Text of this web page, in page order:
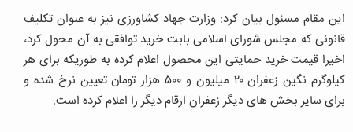
این مقام مسئول بیان کرد: وزارت جهاد کشاورزی نیز به عنوان تکلیف
قانونی که مجلس شورای اسلامی بابت خرید توافقی به آن محول کرد،
اخیرا قیمت خرید حمایتی این محصول اعلام کرده به طوریکه برای هر
کیلوگرم نگین زعفران ۲۰ میلیون و ۵۰۰ هزار تومان تعیین نرخ شده و
برای سایر بخش های دیگر زعفران ارقام دیگر را اعلام کرده است.